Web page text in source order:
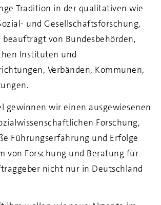
Tradition in der qualitativen wie
und Gesellschaftsforschung,
von Bundesbehörden,
Instituten und
Verbänden, Kommunen,
gewinnen wir einen ausgewiesenen
Forschung,
Führungserfahrung und Erfolge
von Forschung und Beratung für
nicht nur in Deutschland